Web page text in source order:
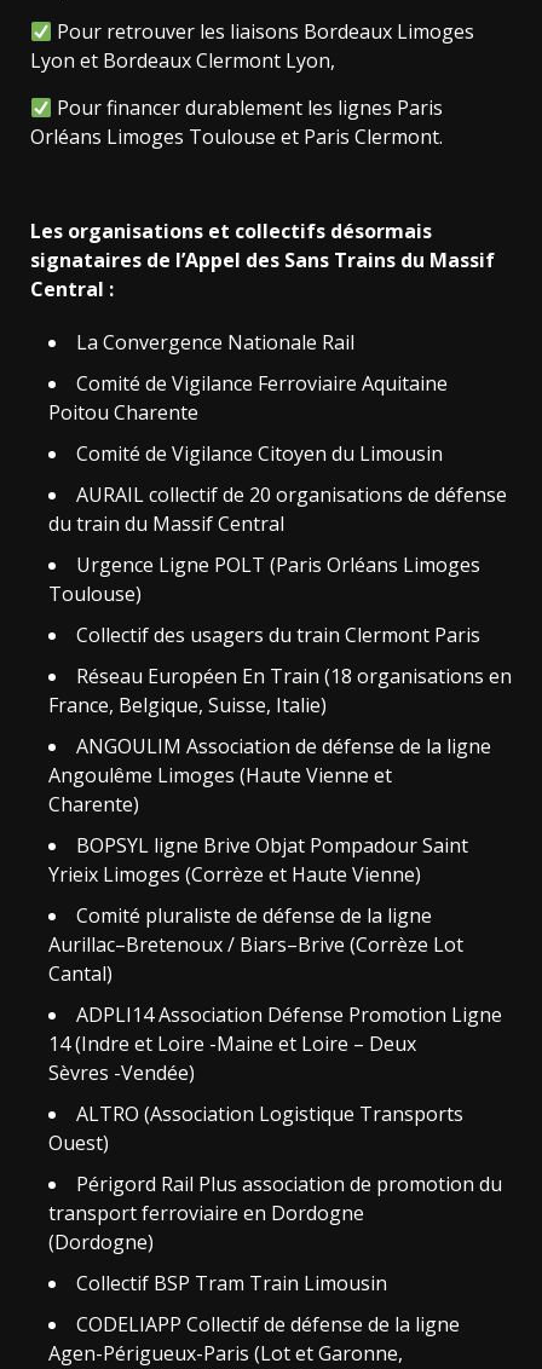
Pour retrouver les liaisons Bordeaux Limoges
Lyon et Bordeaux Clermont Lyon,
Pour financer durablement les lignes Paris
Orléans Limoges Toulouse et Paris Clermont.
Les organisations et collectifs désormais
signataires de l’Appel des Sans Trains du Massif
Central :
La Convergence Nationale Rail
Comité de Vigilance Ferroviaire Aquitaine
Poitou Charente
Comité de Vigilance Citoyen du Limousin
AURAIL collectif de 20 organisations de défense
du train du Massif Central
Urgence Ligne POLT (Paris Orléans Limoges
Toulouse)
Collectif des usagers du train Clermont Paris
Réseau Européen En Train (18 organisations en
France, Belgique, Suisse, Italie)
ANGOULIM Association de défense de la ligne
Angoulême Limoges (Haute Vienne et
Charente)
BOPSYL ligne Brive Objat Pompadour Saint
Yrieix Limoges (Corrèze et Haute Vienne)
Comité pluraliste de défense de la ligne
Aurillac–Bretenoux / Biars–Brive (Corrèze Lot
Cantal)
ADPLI14 Association Défense Promotion Ligne
14 (Indre et Loire -Maine et Loire – Deux
Sèvres -Vendée)
ALTRO (Association Logistique Transports
Ouest)
Périgord Rail Plus association de promotion du
transport ferroviaire en Dordogne
(Dordogne)
Collectif BSP Tram Train Limousin
CODELIAPP Collectif de défense de la ligne
Agen-Périgueux-Paris (Lot et Garonne,